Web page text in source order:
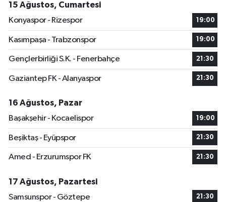
15 Ağustos, Cumartesi
Konyaspor - Rizespor
19:00
Kasımpaşa - Trabzonspor 19:00
Gençlerbirliği S.K. - Fenerbahçe 21:30
Gaziantep FK - Alanyaspor 21:30
16 Ağustos, Pazar
Başakşehir - Kocaelispor
19:00
Beşiktaş - Eyüpspor 21:30
Amed - Erzurumspor FK 21:30
17 Ağustos, Pazartesi
Samsunspor - Göztepe
21:30